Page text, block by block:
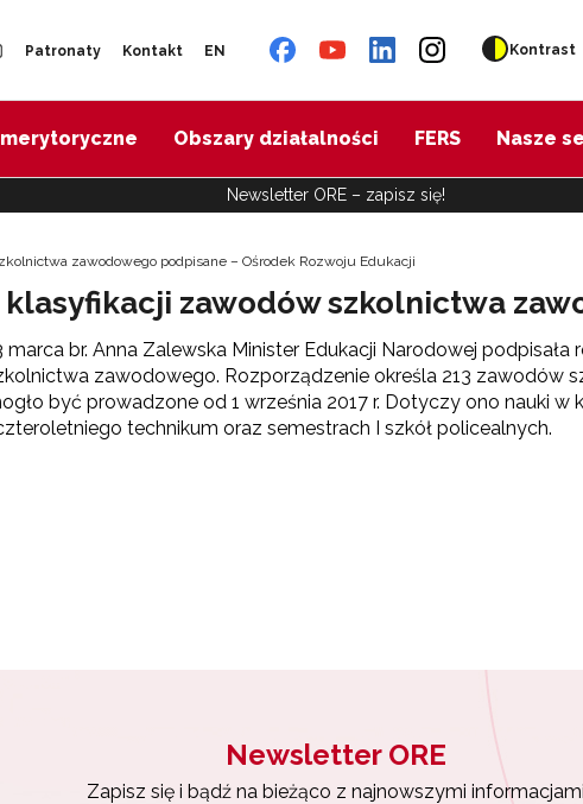
Patronaty Kontakt EN Kontrast
Obszary działalności FERS Nasze
Newsletter ORE – zapisz się!
zawodowego podpisane – Ośrodek Rozwoju Edukacji
zawodów szkolnictwa
marca br. Anna Zalewska Minister Edukacji Narodowej
zawodowego. Rozporządzenie określa 213 zawodów
być prowadzone od 1 września 2017 r. Dotyczy ono nauki w
technikum oraz semestrach I szkół policealnych.
Newsletter ORE
Zapisz się i bądź na bieżąco z najnowszymi informacjami